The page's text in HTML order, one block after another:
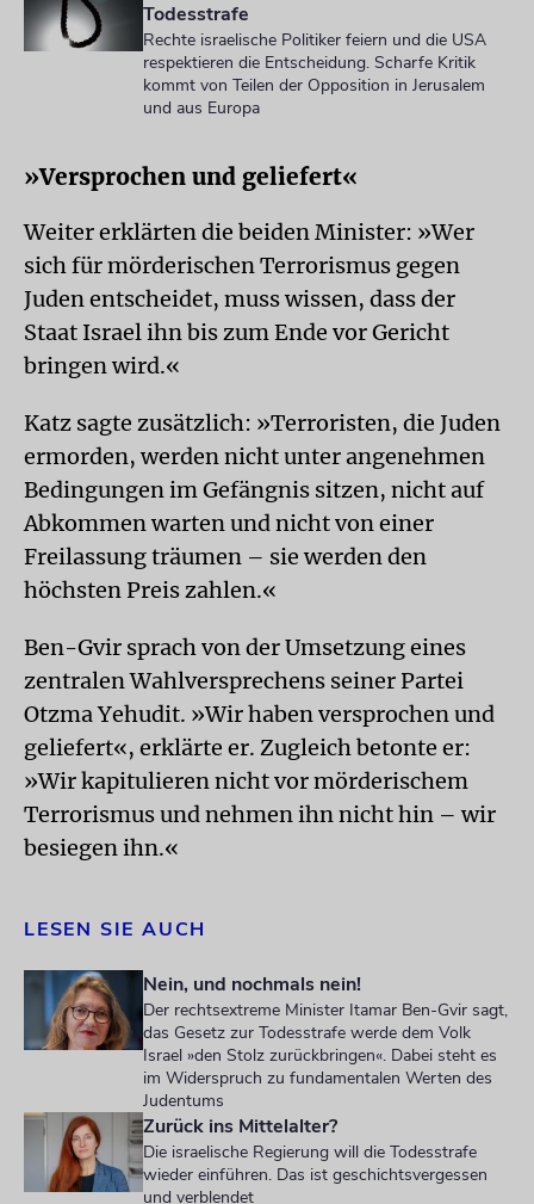
Todesstrafe
Rechte israelische Politiker feiern und die USA
respektieren die Entscheidung. Scharfe Kritik
kommt von Teilen der Opposition in Jerusalem
und aus Europa
»Versprochen und geliefert«
Weiter erklärten die beiden Minister: »Wer
sich für mörderischen Terrorismus gegen
Juden entscheidet, muss wissen, dass der
Staat Israel ihn bis zum Ende vor Gericht
bringen wird.«
Katz sagte zusätzlich: »Terroristen, die Juden
ermorden, werden nicht unter angenehmen
Bedingungen im Gefängnis sitzen, nicht auf
Abkommen warten und nicht von einer
Freilassung träumen – sie werden den
höchsten Preis zahlen.«
Ben-Gvir sprach von der Umsetzung eines
zentralen Wahlversprechens seiner Partei
Otzma Yehudit. »Wir haben versprochen und
geliefert«, erklärte er. Zugleich betonte er:
»Wir kapitulieren nicht vor mörderischem
Terrorismus und nehmen ihn nicht hin – wir
besiegen ihn.«
LESEN SIE AUCH
Nein, und nochmals nein!
Der rechtsextreme Minister Itamar Ben-Gvir sagt,
das Gesetz zur Todesstrafe werde dem Volk
Israel »den Stolz zurückbringen«. Dabei steht es
im Widerspruch zu fundamentalen Werten des
Judentums
Zurück ins Mittelalter?
Die israelische Regierung will die Todesstrafe
wieder einführen. Das ist geschichtsvergessen
und verblendet